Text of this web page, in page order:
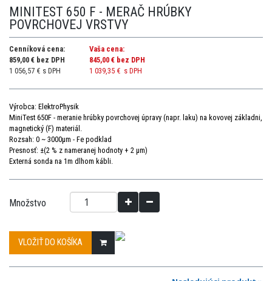
MINITEST 650 F - MERAČ HRÚBKY
POVRCHOVEJ VRSTVY
Cenníková cena:
859,00 € bez DPH
1 056,57 € s DPH
Vaša cena:
845,00 € bez DPH
1 039,35 € s DPH
Výrobca: ElektroPhysik
MiniTest 650F - meranie hrúbky povrchovej úpravy (napr. laku) na kovovej základni,
magnetický (F) materiál.
Rozsah: 0 ~ 3000µm - Fe podklad
Presnosť: ±(2 % z nameranej hodnoty + 2 μm)
Externá sonda na 1m dlhom kábli.
Množstvo
VLOŽIŤ DO KOŠÍKA